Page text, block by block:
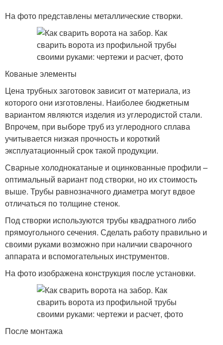
На фото представлены металлические створки.
Кованые элементы
Цена трубных заготовок зависит от материала, из
которого они изготовлены. Наиболее бюджетным
вариантом являются изделия из углеродистой стали.
Впрочем, при выборе труб из углеродного сплава
учитывается низкая прочность и короткий
эксплуатационный срок такой продукции.
Сварные холоднокатаные и оцинкованные профили –
оптимальный вариант под створки, но их стоимость
выше. Трубы равнозначного диаметра могут вдвое
отличаться по толщине стенок.
Под створки используются трубы квадратного либо
прямоугольного сечения. Сделать работу правильно и
своими руками возможно при наличии сварочного
аппарата и вспомогательных инструментов.
На фото изображена конструкция после установки.
После монтажа